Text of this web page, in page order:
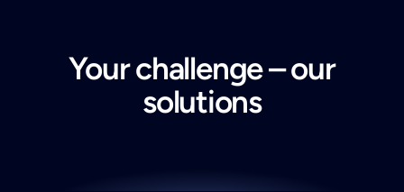
Your challenge – our
solutions